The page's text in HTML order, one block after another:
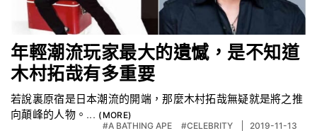
年輕潮流玩家最大的遺憾，是不知道
木村拓哉有多重要
若說裏原宿是日本潮流的開端，那麼木村拓哉無疑就是將之推
向顛峰的人物。...
#A BATHING APE #CELEBRITY 2019-11-13